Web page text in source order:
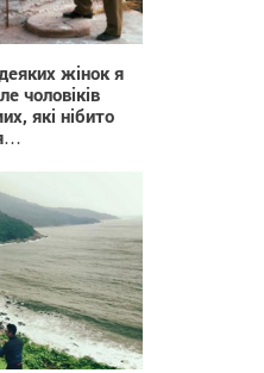
8 790
жінок я
чоловіків
які нібито
1 409